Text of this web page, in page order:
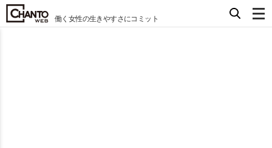
働く女性の生きやすさにコミット